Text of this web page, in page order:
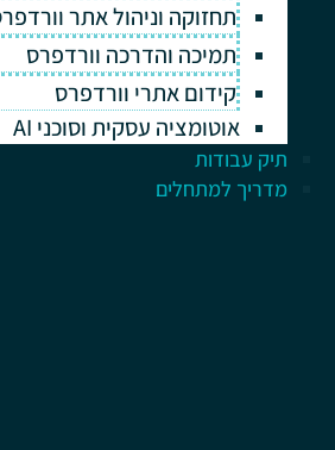
תחזוקה וניהול אתר וורדפרס
תמיכה והדרכה וורדפרס
קידום אתרי וורדפרס
אוטומציה עסקית וסוכני AI
תיק עבודות
מדריך למתחלים